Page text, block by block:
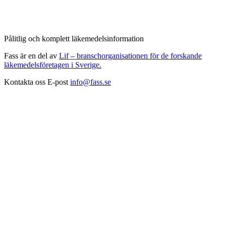
Pålitlig och komplett läkemedelsinformation
Fass är en del av Lif – branschorganisationen för de forskande
läkemedelsföretagen i Sverige.
Kontakta oss E-post info@fass.se